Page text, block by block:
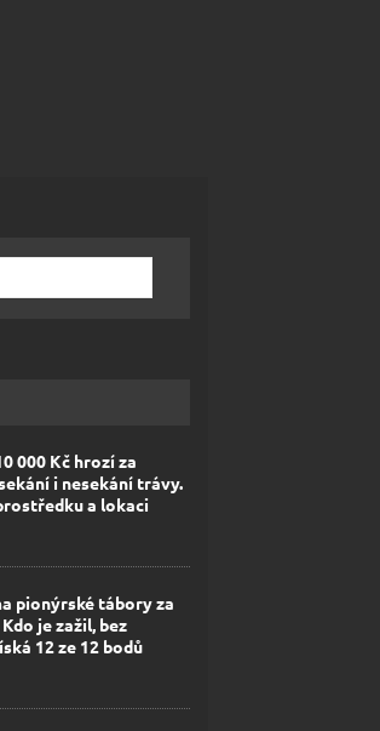
000 Kč hrozí za
i nesekání trávy.
a lokaci
pionýrské tábory za
je zažil, bez
12 ze 12 bodů